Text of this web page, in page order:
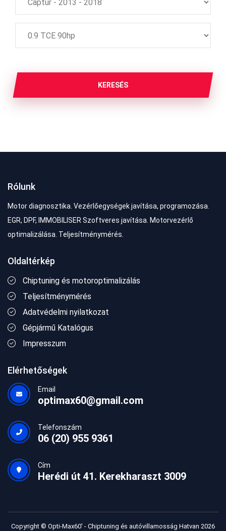
KERESÉS
Rólunk
Motor diagnosztika. Vezérlőegységek javítása, programozása.
EGR, DPF, IMMOBILISER Szoftveres javítása. Motorvezérlő
optimalizálása. Teljesítménymérés.
Oldaltérkép
Chiptuning és motoroptimalizálás
Teljesítménymérés
Adatvédelmi nyilatkozat
Gépjármű Katalógus
Impresszum
Elérhetőségek
Email
optimax60@gmail.com
Telefonszám
06 (20) 955 9361
Cím
Herédi út 41. Kerekharaszt 3009
Copyright © Opti-Max60' - Chiptuning és autóvillamosság Hatvan 2026